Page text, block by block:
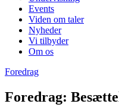
Events
Viden om taler
Nyheder
Vi tilbyder
Om os
Foredrag
Foredrag: